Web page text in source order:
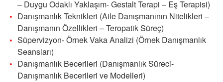
– Duygu Odaklı Yaklaşım- Gestalt Terapi – Eş Terapisi)
Danışmanlık Teknikleri (Aile Danışmanının Nitelikleri –
Danışmanın Özellikleri – Teropatik Süreç)
Süpervizyon- Örnek Vaka Analizi (Örnek Danışmanlık
Seansları)
Danışmanlık Becerileri (Danışmanlık Süreci-
Danışmanlık Becerileri ve Modelleri)